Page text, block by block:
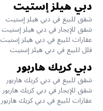
دبي هيلز إستيت
شقق للبيع في دبي هيلز إستيت
شقق للإيجار في دبي هيلز إستيت
عقارات للبيع في دبي هيلز إستيت
فلل للبيع في دبي هيلز إستيت
دبي كريك هاربور
شقق للبيع في دبي كريك هاربور
شقق للإيجار في دبي كريك هاربور
عقارات للبيع في دبي كريك هاربور